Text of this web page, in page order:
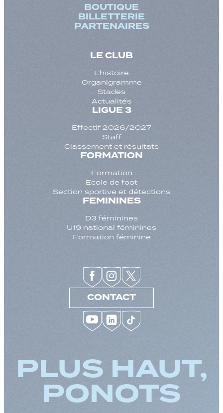
BOUTIQUE
BILLETTERIE
PARTENAIRES
LE CLUB
L’histoire
Organigramme
Stades
Actualités
LIGUE 3
Effectif 2026/2027
Staff
Classement et résultats
FORMATION
Formation
Ecole de foot
Section sportive et détections
FEMININES
D3 féminines
U19 national féminines
Formation féminine
CONTACT
PLUS HAUT,
PONOTS